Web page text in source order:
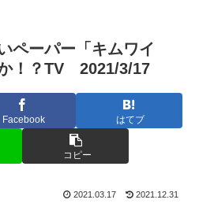
ペーパー「キムワイ
！？TV 2021/3/17
Facebook はてブ
コピー
2021.03.17 2021.12.31